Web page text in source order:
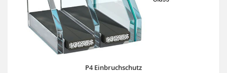
P4 Einbruchschutz